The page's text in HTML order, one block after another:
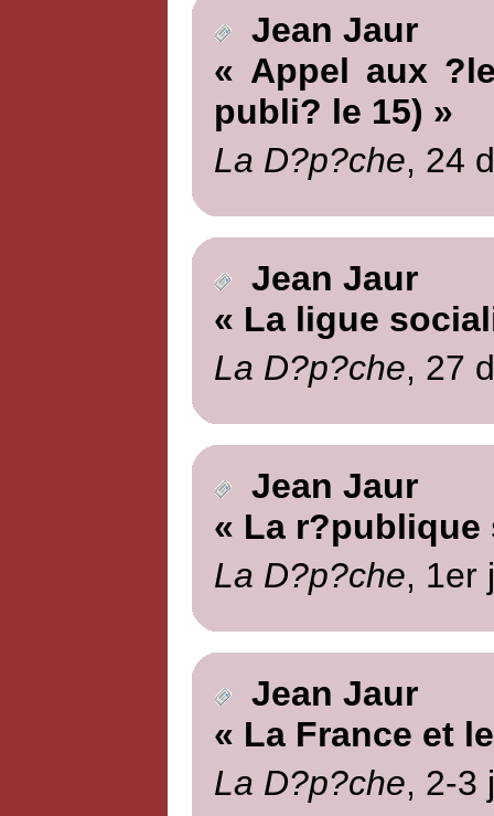
Jean Jaur
« Appel aux
publi? le 15) »
La D?p?che, 24
Jean Jaur
« La ligue
La D?p?che, 27
Jean Jaur
« La r?publique
La D?p?che, 1er
Jean Jaur
« La France et
La D?p?che, 2-3